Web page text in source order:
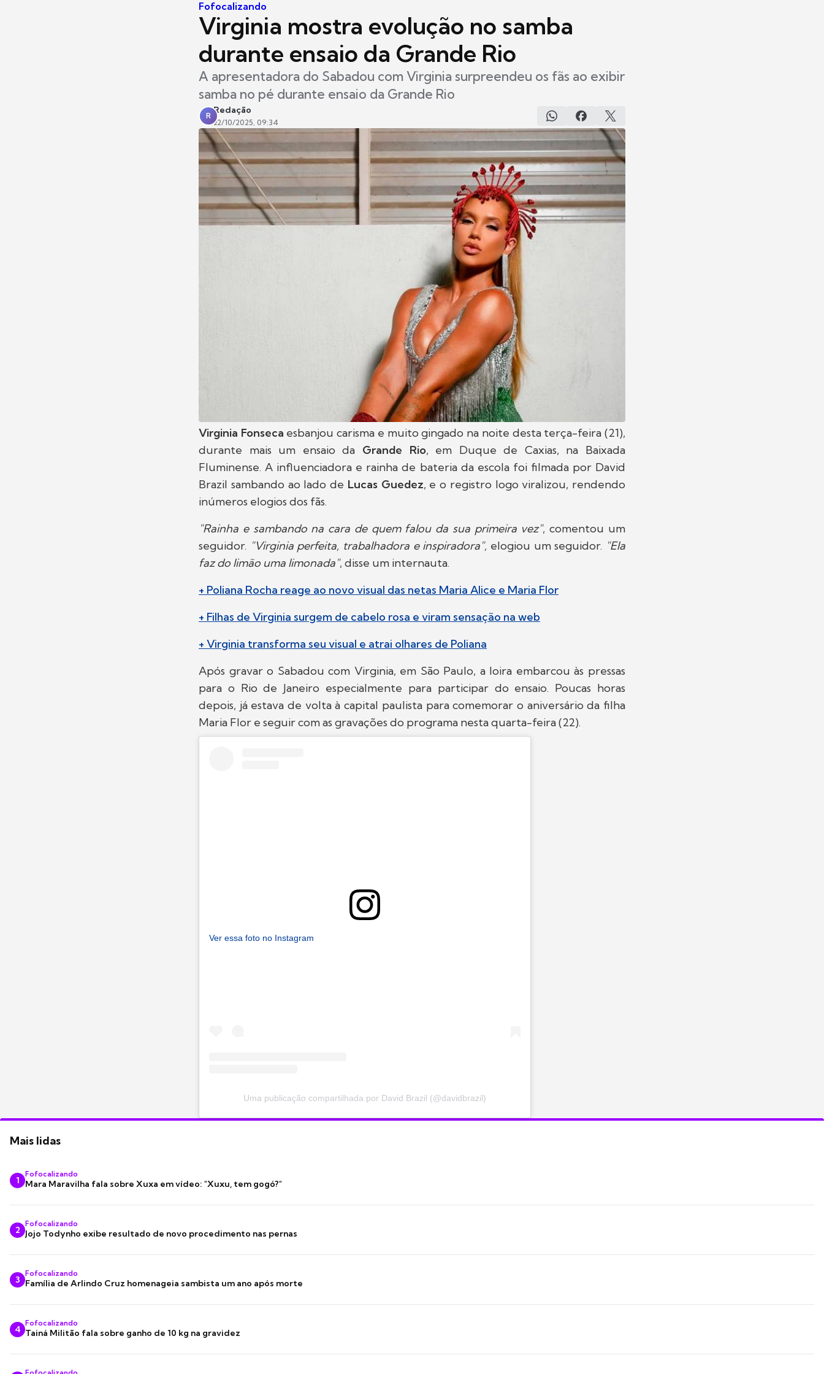
Fofocalizando
Virginia mostra evolução no samba
durante ensaio da Grande Rio
A apresentadora do Sabadou com Virginia surpreendeu os fãs ao exibir
samba no pé durante ensaio da Grande Rio
R
Redação
22/10/2025, 09:34
Virginia Fonseca esbanjou carisma e muito gingado na noite desta terça-feira (21),
durante mais um ensaio da Grande Rio, em Duque de Caxias, na Baixada
Fluminense. A influenciadora e rainha de bateria da escola foi filmada por David
Brazil sambando ao lado de Lucas Guedez, e o registro logo viralizou, rendendo
inúmeros elogios dos fãs.
"Rainha e sambando na cara de quem falou da sua primeira vez", comentou um
seguidor. "Virginia perfeita, trabalhadora e inspiradora", elogiou um seguidor. "Ela
faz do limão uma limonada", disse um internauta.
+ Poliana Rocha reage ao novo visual das netas Maria Alice e Maria Flor
+ Filhas de Virginia surgem de cabelo rosa e viram sensação na web
+ Virginia transforma seu visual e atrai olhares de Poliana
Após gravar o Sabadou com Virginia, em São Paulo, a loira embarcou às pressas
para o Rio de Janeiro especialmente para participar do ensaio. Poucas horas
depois, já estava de volta à capital paulista para comemorar o aniversário da filha
Maria Flor e seguir com as gravações do programa nesta quarta-feira (22).
Ver essa foto no Instagram
Uma publicação compartilhada por David Brazil (@davidbrazil)
Mais lidas
1
Fofocalizando
Mara Maravilha fala sobre Xuxa em vídeo: "Xuxu, tem gogó?"
2
Fofocalizando
Jojo Todynho exibe resultado de novo procedimento nas pernas
3
Fofocalizando
Família de Arlindo Cruz homenageia sambista um ano após morte
4
Fofocalizando
Tainá Militão fala sobre ganho de 10 kg na gravidez